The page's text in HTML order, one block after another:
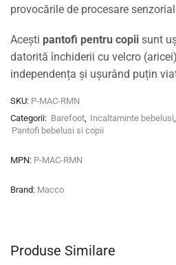
provocările de procesare
Acești pantofi pentru copii sunt
datorită închiderii cu velcro
independența și ușurând puțin
SKU: P-MAC-RMN
Categorii: Barefoot, Incaltaminte bebelusi,
Pantofi bebelusi si copii
MPN: P-MAC-RMN
Brand: Macco
Produse Similare